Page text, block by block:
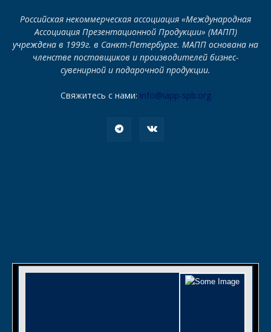
Российская некоммерческая ассоциация «Международная
Ассоциация Презентационной Продукции» (МАПП)
учреждена в 1999г. в Санкт-Петербурге. МАПП основана на
членстве поставщиков и производителей бизнес-
сувенирной и подарочной продукции.
Свяжитесь с нами: info@iapp-spb.org